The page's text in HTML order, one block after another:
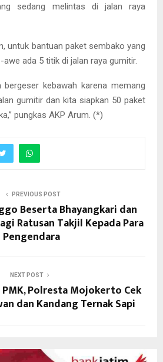
sedang melintas di jalan raya
untuk bantuan paket sembako yang
ada 5 titik di jalan raya gumitir.
bergeser kebawah karena memang
gumitir dan kita siapkan 50 paket
pungkas AKP Arum. (*)
PREVIOUS POST
Beserta Bhayangkari dan
Ratusan Takjil Kepada Para
Pengendara
NEXT POST
PMK, Polresta Mojokerto Cek
dan Kandang Ternak Sapi